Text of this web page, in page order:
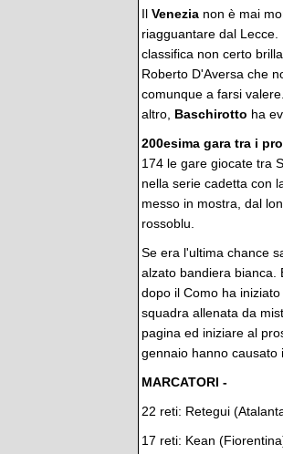
Il Venezia non è mai
riagguantare dal
classifica non certo
Roberto D'Aversa che
comunque a farsi
altro, Baschirotto ha
200esima gara tra i
174 le gare giocate tra
nella serie cadetta con
messo in mostra, dal
rossoblu.
Se era l'ultima chance
alzato bandiera bianca.
dopo il Como ha
squadra allenata da
pagina ed iniziare al
gennaio hanno causato
MARCATORI -
22 reti: Retegui
17 reti: Kean